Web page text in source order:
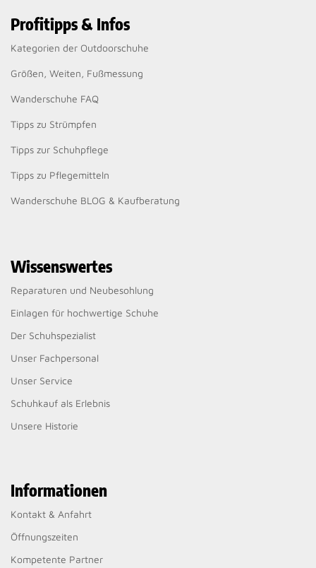
Profitipps & Infos
Kategorien der Outdoorschuhe
Größen, Weiten, Fußmessung
Wanderschuhe FAQ
Tipps zu Strümpfen
Tipps zur Schuhpflege
Tipps zu Pflegemitteln
Wanderschuhe BLOG & Kaufberatung
Wissenswertes
Reparaturen und Neubesohlung
Einlagen für hochwertige Schuhe
Der Schuhspezialist
Unser Fachpersonal
Unser Service
Schuhkauf als Erlebnis
Unsere Historie
Informationen
Kontakt & Anfahrt
Öffnungszeiten
Kompetente Partner